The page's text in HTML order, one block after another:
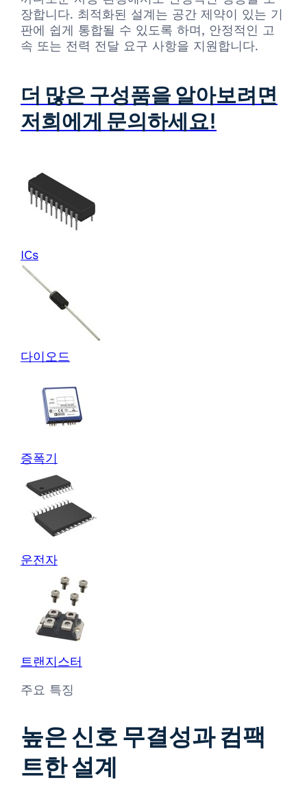
장합니다. 최적화된 설계는 공간 제약이 있는 기
판에 쉽게 통합될 수 있도록 하며, 안정적인 고
속 또는 전력 전달 요구 사항을 지원합니다.
더 많은 구성품을 알아보려면
저희에게 문의하세요!
ICs
다이오드
증폭기
운전자
트랜지스터
주요 특징
높은 신호 무결성과 컴팩
트한 설계